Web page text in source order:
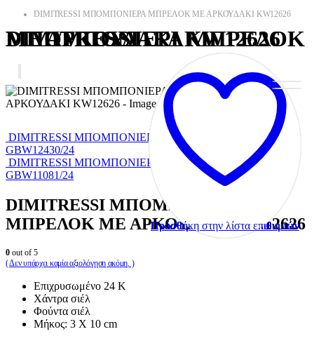
DIMITRESSI ΜΠΟΜΠΟΝΙΕΡΑ ΜΠΡΕΛΟΚ ΜΕ ΑΡΚΟΥΔΑΚΙ KW12626
DIMITRESSI ΜΠΟΜΠΟΝΙΕΡΑ ΜΠΡΕΛΟΚ ΜΕ ΑΡΚΟΥΔΑΚΙ KW12626
DIMITRESSI ΜΠΟΜΠΟΝΙΕΡΑ ΠΙΠΙΛΑ ΕΠΙΧΡΥΣΗ
GBW12430/24
DIMITRESSI ΜΠΟΜΠΟΝΙΕΡΑ ΜΠΡΕΛΟΚ ΜΕ ΡΟΖ ΜΑΤΙ
GBW11081/24
DIMITRESSI ΜΠΟΜΠΟΝΙΕΡΑ
ΜΠΡΕΛΟΚ ΜΕ ΑΡΚΟΥΔΑΚΙ KW12626
0 out of 5
( Δεν υπάρχει καμία αξιολόγηση ακόμη. )
Επιχρυσωμένο 24 Κ
Χάντρα σιέλ
Φούντα σιέλ
Μήκος: 3 X 10 cm
Πρόσθήκη στην λίστα επιθυμιών
Πρόσθήκη στην λίστα επιθυμιών
Πρόσθήκη στην λίστα επιθυμιών
Πρόσθήκη στην λίστα επιθυμιών
Πρόσθήκη στην λίστα επιθυμιών
Πρόσθήκη στην λίστα επιθυμιών
Πρόσθήκη στην λίστα επιθυμιών
Πρόσθήκη στην λίστα επιθυμιών
Πρόσθήκη στην λίστα επιθυμιών
Πρόσθήκη στην λίστα επιθυμιών